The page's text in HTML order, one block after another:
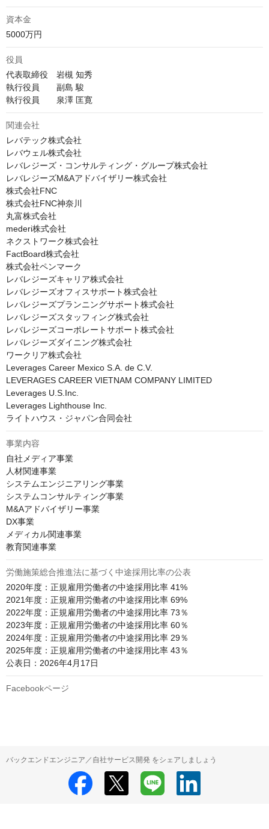
資本金
5000万円
役員
代表取締役　岩槻 知秀
執行役員　　副島 駿
執行役員　　泉澤 匡寛
関連会社
レバテック株式会社
レバウェル株式会社
レバレジーズ・コンサルティング・グループ株式会社
レバレジーズM&Aアドバイザリー株式会社
株式会社FNC
株式会社FNC神奈川
丸富株式会社
mederi株式会社
ネクストワーク株式会社
FactBoard株式会社
株式会社ペンマーク
レバレジーズキャリア株式会社
レバレジーズオフィスサポート株式会社
レバレジーズプランニングサポート株式会社
レバレジーズスタッフィング株式会社
レバレジーズコーポレートサポート株式会社
レバレジーズダイニング株式会社
ワークリア株式会社
Leverages Career Mexico S.A. de C.V.
LEVERAGES CAREER VIETNAM COMPANY LIMITED
Leverages U.S.Inc.
Leverages Lighthouse Inc.
ライトハウス・ジャパン合同会社
事業内容
自社メディア事業
人材関連事業
システムエンジニアリング事業
システムコンサルティング事業
M&Aアドバイザリー事業
DX事業
メディカル関連事業
教育関連事業
労働施策総合推進法に基づく中途採用比率の公表
2020年度：正規雇用労働者の中途採用比率 41%
2021年度：正規雇用労働者の中途採用比率 69%
2022年度：正規雇用労働者の中途採用比率 73％
2023年度：正規雇用労働者の中途採用比率 60％
2024年度：正規雇用労働者の中途採用比率 29％
2025年度：正規雇用労働者の中途採用比率 43％
公表日：2026年4月17日
Facebookページ
バックエンドエンジニア／自社サービス開発 をシェアしましょう